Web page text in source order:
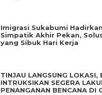
Imigrasi Sukabumi
Simpatik Akhir Pekan,
yang Sibuk Hari Kerja
TINJAU LANGSUNG LOKASI,
INTRUKSIKAN SEGERA
PENANGANAN BENCANA DI